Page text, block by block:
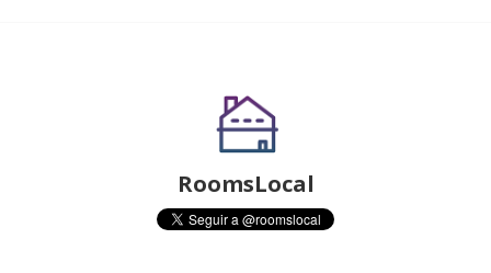
RoomsLocal